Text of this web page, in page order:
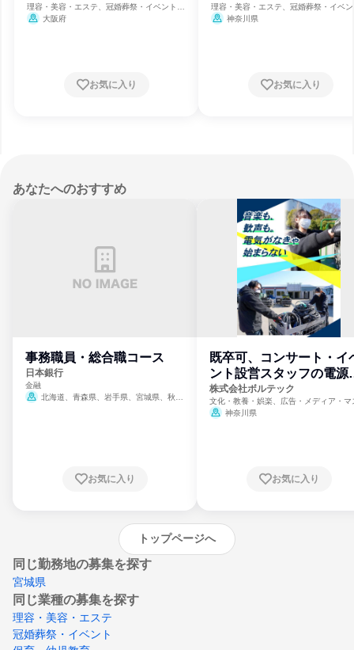
理容・美容・エステ、冠婚葬祭・イベント、
保育・幼児教育
大阪府
お気に入り
理容・美容・エステ、冠婚葬祭・イベ
保育・幼児教育
神奈川県
お気に入り
あなたへのおすすめ
事務職員・総合職コース
日本銀行
金融
北海道、青森県、岩手県、宮城県、秋田
崎県、熊本県、大分県、宮崎県、鹿児島県、
お気に入り
既卒可、コンサート・イ
ント設営スタッフの電源
門
株式会社ボルテック
文化・教養・娯楽、広告・メディア・マ
ミ、電力・ガス・水道・エネルギー
神奈川県
お気に入り
トップページへ
同じ勤務地の募集を探す
宮城県
同じ業種の募集を探す
理容・美容・エステ
冠婚葬祭・イベント